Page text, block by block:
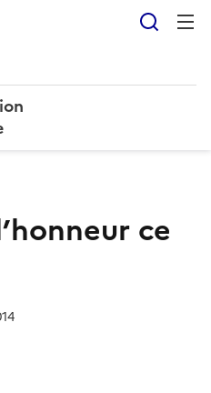
ce
l’honneur ce mois-ci. sur